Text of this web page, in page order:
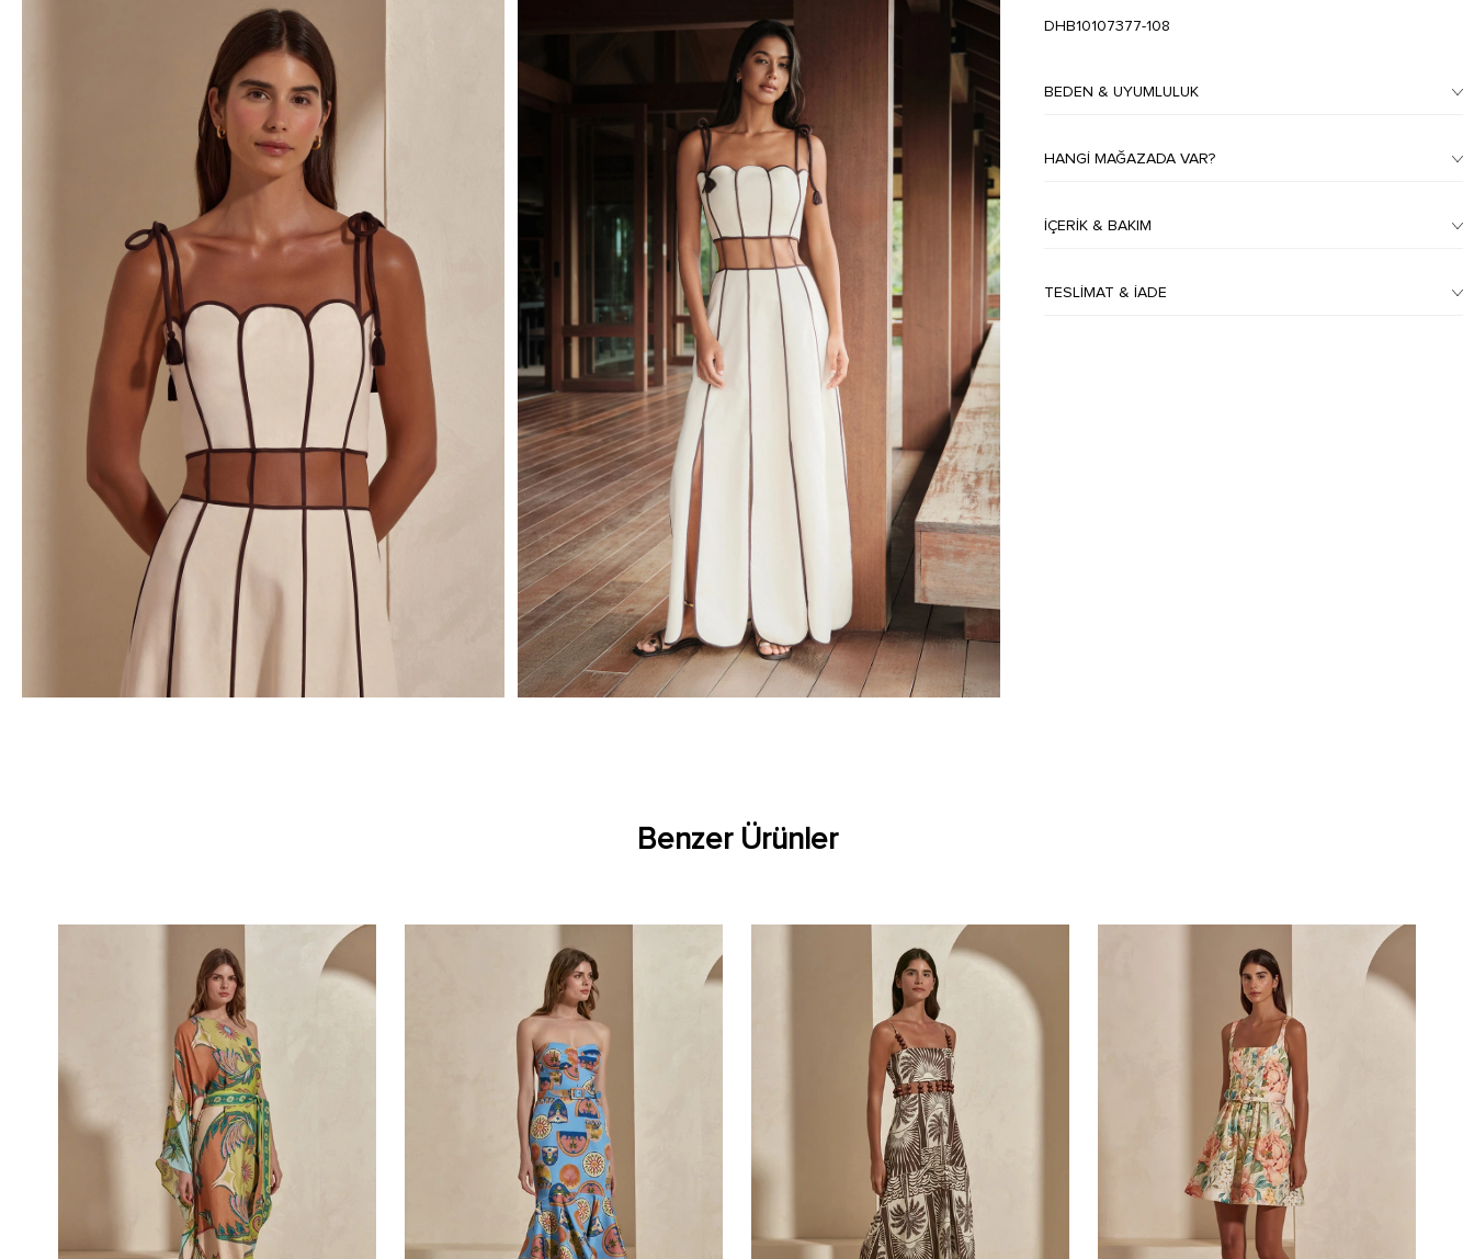
DHB10107377-108
BEDEN & UYUMLULUK
HANGI MAĞAZADA VAR?
İÇERIK & BAKIM
TESLIMAT & İADE
Benzer Ürünler